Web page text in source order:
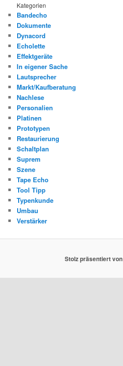
Kategorien
Bandecho
Dokumente
Dynacord
Echolette
Effektgeräte
In eigener Sache
Lautsprecher
Markt/Kaufberatung
Nachlese
Personalien
Platinen
Prototypen
Restaurierung
Schaltplan
Suprem
Szene
Tape Echo
Tool Tipp
Typenkunde
Umbau
Verstärker
Stolz präsentiert